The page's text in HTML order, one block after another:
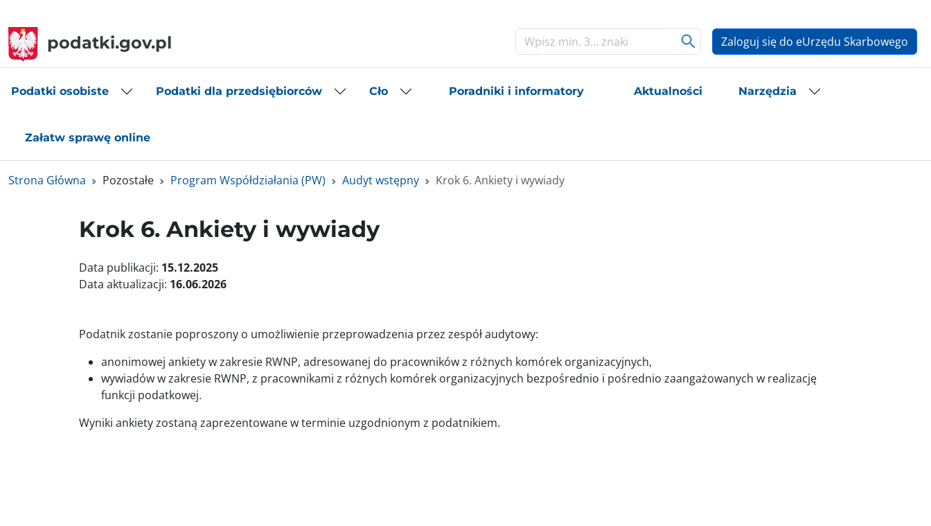
podatki.gov.pl Zaloguj się do eUrzędu Skarbowego
Podatki osobiste Podatki dla przedsiębiorców Cło Poradniki i informatory Aktualności Narzędzia
Załatw sprawę online
Strona Główna Pozostałe Program Współdziałania (PW) Audyt wstępny Krok 6. Ankiety i wywiady
Krok 6. Ankiety i wywiady
Data publikacji: 15.12.2025
Data aktualizacji: 16.06.2026
Podatnik zostanie poproszony o umożliwienie przeprowadzenia przez zespół audytowy:
anonimowej ankiety w zakresie RWNP, adresowanej do pracowników z różnych komórek organizacyjnych,
wywiadów w zakresie RWNP, z pracownikami z różnych komórek organizacyjnych bezpośrednio i pośrednio zaangażowanych w realizację
funkcji podatkowej.
Wyniki ankiety zostaną zaprezentowane w terminie uzgodnionym z podatnikiem.